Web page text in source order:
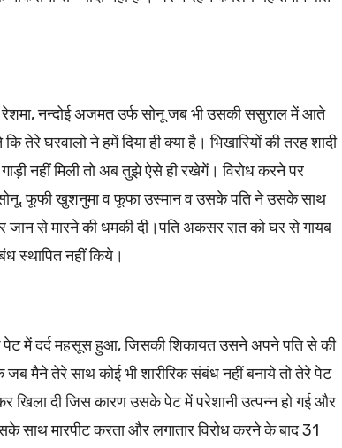
रेशमा, नन्दोई अजमत उर्फ सोनू जब भी उसकी ससुराल में आते
घरवालो ने हमें दिया ही क्या है। भिखारियों की तरह शादी
नहीं मिली तो अब तुझे ऐसे ही रखेगें। विरोध करने पर
फूफी खुशनुमा व फूफा उस्मान व उसके पति ने उसके साथ
जान से मारने की धमकी दी।पति अकसर रात को घर से गायब
स्थापित नहीं किये।
में दर्द महसूस हुआ, जिसकी शिकायत उसने अपने पति से की
मैने तेरे साथ कोई भी शारीरिक संबंध नहीं बनाये तो तेरे पेट
खिला दी जिस कारण उसके पेट में परेशानी उत्पन्न हो गई और
साथ मारपीट करता और लगातार विरोध करने के बाद 31